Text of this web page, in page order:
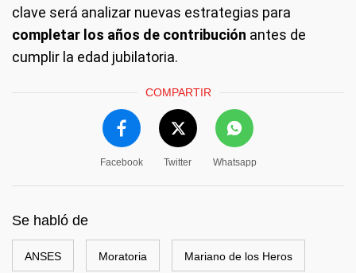
clave será analizar nuevas estrategias para
completar los años de contribución antes de
cumplir la edad jubilatoria.
COMPARTIR
Facebook Twitter Whatsapp
Se habló de
ANSES Moratoria Mariano de los Heros